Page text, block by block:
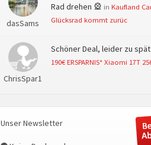
dasSams
Rad drehen 🎡 in Kaufland
Glücksrad kommt zurüc
ChrisSpar1
Schöner Deal, leider zu
190€ ERSPARNIS* Xiaomi 17T
Unser Newsletter